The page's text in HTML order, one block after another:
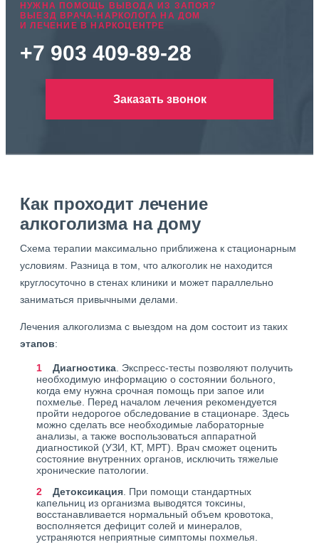
НУЖНА ПОМОЩЬ ВЫВОДА ИЗ ЗАПОЯ?
ВЫЕЗД ВРАЧА-НАРКОЛОГА НА ДОМ
И ЛЕЧЕНИЕ В НАРКОЦЕНТРЕ
+7 903 409-89-28
Заказать звонок
Как проходит лечение
алкоголизма на дому
Схема терапии максимально приближена к стационарным
условиям. Разница в том, что алкоголик не находится
круглосуточно в стенах клиники и может параллельно
заниматься привычными делами.
Лечения алкоголизма с выездом на дом состоит из таких
этапов:
Диагностика . Экспресс-тесты позволяют получить
необходимую информацию о состоянии больного,
когда ему нужна срочная помощь при запое или
похмелье. Перед началом лечения рекомендуется
пройти недорогое обследование в стационаре. Здесь
можно сделать все необходимые лабораторные
анализы, а также воспользоваться аппаратной
диагностикой (УЗИ, КТ, МРТ). Врач сможет оценить
состояние внутренних органов, исключить тяжелые
хронические патологии.
Детоксикация . При помощи стандартных
капельниц из организма выводятся токсины,
восстанавливается нормальный объем кровотока,
восполняется дефицит солей и минералов,
устраняются неприятные симптомы похмелья.